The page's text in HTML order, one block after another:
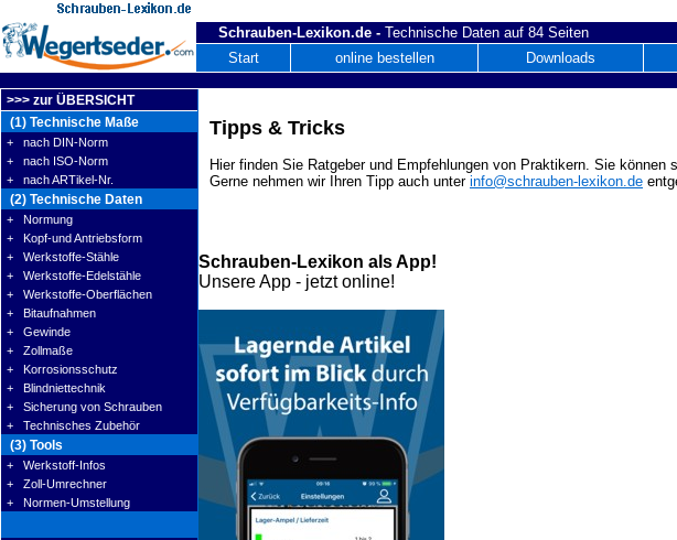
Schrauben-Lexikon.de - Technische Daten auf 84 Seiten
Start
online bestellen Downloads
>>> zur ÜBERSICHT
(1) Technische Maße
+ nach DIN-Norm
+ nach ISO-Norm
+ nach ARTikel-Nr.
(2) Technische Daten
+ Normung
+ Kopf-und Antriebsform
+ Werkstoffe-Stähle
+ Werkstoffe-Edelstähle
+ Werkstoffe-Oberflächen
+ Bitaufnahmen
+ Gewinde
+ Zollmaße
+ Korrosionsschutz
+ Blindniettechnik
+ Sicherung von Schrauben
+ Technisches Zubehör
(3) Tools
+ Werkstoff-Infos
+ Zoll-Umrechner
+ Normen-Umstellung
Tipps & Tricks
Hier finden Sie Ratgeber und Empfehlungen von Praktikern. Sie können
Gerne nehmen wir Ihren Tipp auch unter info@schrauben-lexikon.de
Schrauben-Lexikon als App!
Unsere App - jetzt online!